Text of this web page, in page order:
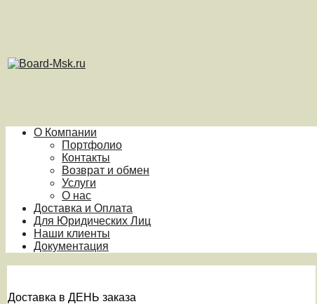
О Компании
Портфолио
Контакты
Возврат и обмен
Услуги
О нас
Доставка и Оплата
Для Юридических Лиц
Наши клиенты
Документация
Доставка в ДЕНЬ заказа